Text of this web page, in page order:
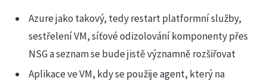
Azure jako takový, tedy restart platformní služby,
sestřelení VM, síťové odizolování komponenty přes
NSG a seznam se bude jistě významně rozšiřovat
Aplikace ve VM, kdy se použije agent, který na